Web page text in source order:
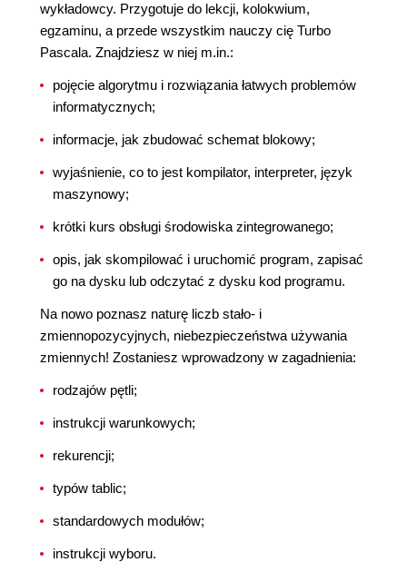
wykładowcy. Przygotuje do lekcji, kolokwium,
egzaminu, a przede wszystkim nauczy cię Turbo
Pascala. Znajdziesz w niej m.in.:
pojęcie algorytmu i rozwiązania łatwych problemów
informatycznych;
informacje, jak zbudować schemat blokowy;
wyjaśnienie, co to jest kompilator, interpreter, język
maszynowy;
krótki kurs obsługi środowiska zintegrowanego;
opis, jak skompilować i uruchomić program, zapisać
go na dysku lub odczytać z dysku kod programu.
Na nowo poznasz naturę liczb stało- i
zmiennopozycyjnych, niebezpieczeństwa używania
zmiennych! Zostaniesz wprowadzony w zagadnienia:
rodzajów pętli;
instrukcji warunkowych;
rekurencji;
typów tablic;
standardowych modułów;
instrukcji wyboru.